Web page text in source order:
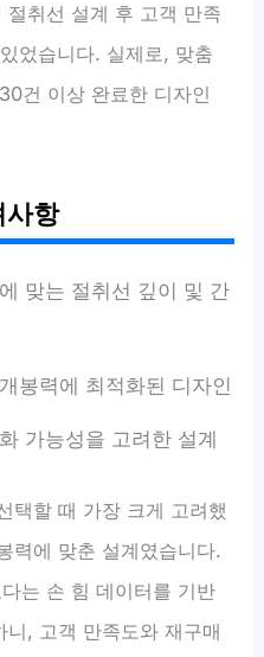
취선 설계 후 고객 만족
었습니다. 실제로, 맞춤
건 이상 완료한 디자인
사항
맞는 절취선 깊이 및 간
봉력에 최적화된 디자인
가능성을 고려한 설계
택할 때 가장 크게 고려했
력에 맞춘 설계였습니다.
는 손 힘 데이터를 기반
, 고객 만족도와 재구매